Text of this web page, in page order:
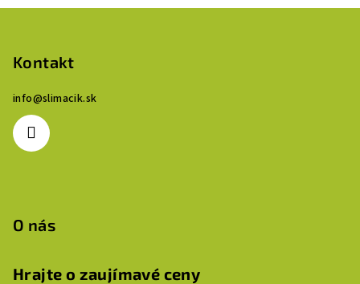
Kontakt
info@slimacik.sk
O nás
Hrajte o zaujímavé ceny